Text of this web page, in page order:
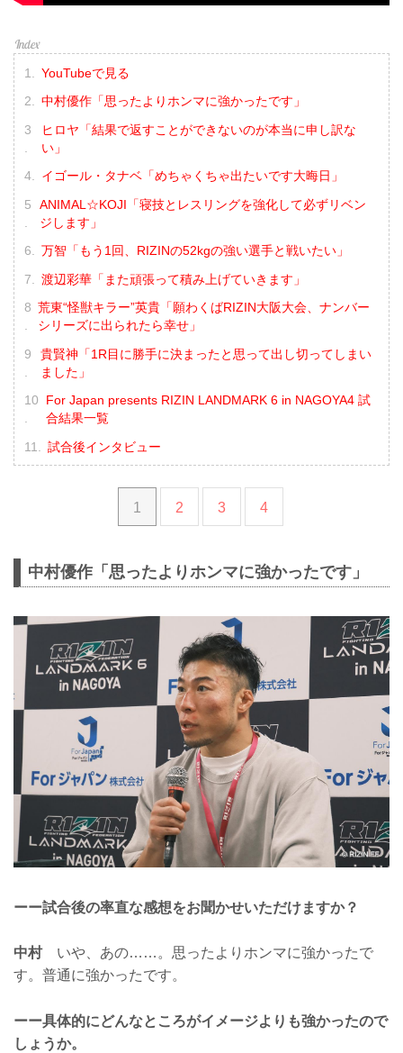
YouTubeで見る
中村優作「思ったよりホンマに強かったです」
ヒロヤ「結果で返すことができないのが本当に申し訳な
い」
イゴール・タナベ「めちゃくちゃ出たいです大晦日」
ANIMAL☆KOJI「寝技とレスリングを強化して必ずリベン
ジします」
万智「もう1回、RIZINの52kgの強い選手と戦いたい」
渡辺彩華「また頑張って積み上げていきます」
荒東“怪獣キラー”英貴「願わくばRIZIN大阪大会、ナンバー
シリーズに出られたら幸せ」
貴賢神「1R目に勝手に決まったと思って出し切ってしまい
ました」
For Japan presents RIZIN LANDMARK 6 in NAGOYA4 試
合結果一覧
試合後インタビュー
1 2 3 4
中村優作「思ったよりホンマに強かったです」
ーー試合後の率直な感想をお聞かせいただけますか？
中村いや、あの……。思ったよりホンマに強かったで
す。普通に強かったです。
ーー具体的にどんなところがイメージよりも強かったので
しょうか。